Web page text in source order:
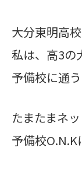
大分東明高
私は、高3の
予備校に通
たまたまネ
予備校O.N.K